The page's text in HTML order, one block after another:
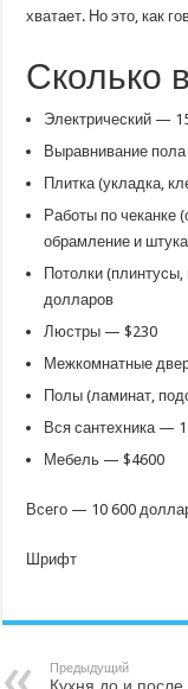
хватает. Но это, как
Сколько
Электрический —
Выравнивание
Плитка (укладка,
Работы по чеканке
обрамление и
Потолки
долларов
Люстры — $230
Межкомнатные
Полы (ламинат,
Вся сантехника —
Мебель — $4600
Всего — 10 600
Шрифт
Предыдущий